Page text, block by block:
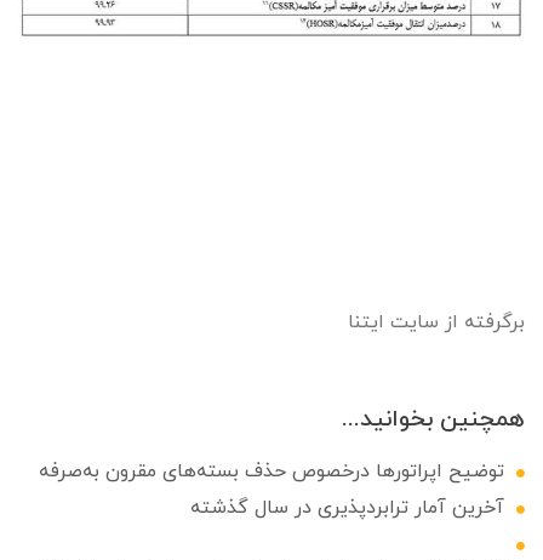
برگرفته از سایت ایتنا
همچنین بخوانید...
توضیح اپراتورها درخصوص حذف بسته‌های مقرون به‌صرفه
آخرین آمار ترابردپذیری در سال گذشته